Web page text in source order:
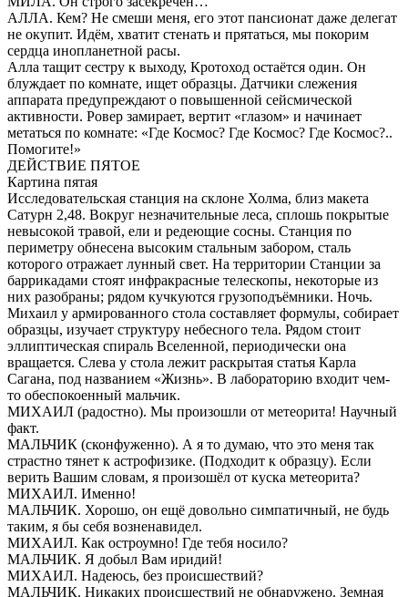
АЛЛА. Кем? Не смеши меня, его этот пансионат даже делегат
не окупит. Идём, хватит стенать и прятаться, мы покорим
сердца инопланетной расы.
Алла тащит сестру к выходу, Кротоход остаётся один. Он
блуждает по комнате, ищет образцы. Датчики слежения
аппарата предупреждают о повышенной сейсмической
активности. Ровер замирает, вертит «глазом» и начинает
метаться по комнате: «Где Космос? Где Космос? Где Космос?..
Помогите!»
ДЕЙСТВИЕ ПЯТОЕ
Картина пятая
Исследовательская станция на склоне Холма, близ макета
Сатурн 2,48. Вокруг незначительные леса, сплошь покрытые
невысокой травой, ели и редеющие сосны. Станция по
периметру обнесена высоким стальным забором, сталь
которого отражает лунный свет. На территории Станции за
баррикадами стоят инфракрасные телескопы, некоторые из
них разобраны; рядом кучкуются грузоподъёмники. Ночь.
Михаил у армированного стола составляет формулы, собирает
образцы, изучает структуру небесного тела. Рядом стоит
эллиптическая спираль Вселенной, периодически она
вращается. Слева у стола лежит раскрытая статья Карла
Сагана, под названием «Жизнь». В лабораторию входит чем-
то обеспокоенный мальчик.
МИХАИЛ (радостно). Мы произошли от метеорита! Научный
факт.
МАЛЬЧИК (сконфуженно). А я то думаю, что это меня так
страстно тянет к астрофизике. (Подходит к образцу). Если
верить Вашим словам, я произошёл от куска метеорита?
МИХАИЛ. Именно!
МАЛЬЧИК. Хорошо, он ещё довольно симпатичный, не будь
таким, я бы себя возненавидел.
МИХАИЛ. Как остроумно! Где тебя носило?
МАЛЬЧИК. Я добыл Вам иридий!
МИХАИЛ. Надеюсь, без происшествий?
МАЛЬЧИК. Никаких происшествий не обнаружено. Земная